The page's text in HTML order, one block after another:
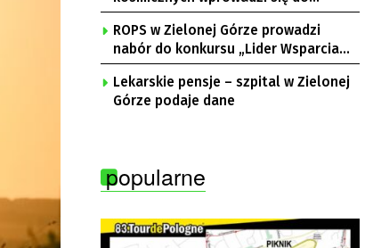
Zielonej Góry
ROPS w Zielonej Górze prowadzi
nabór do konkursu „Lider Wsparcia
Seniora”
Lekarskie pensje – szpital w Zielonej
Górze podaje dane
popularne